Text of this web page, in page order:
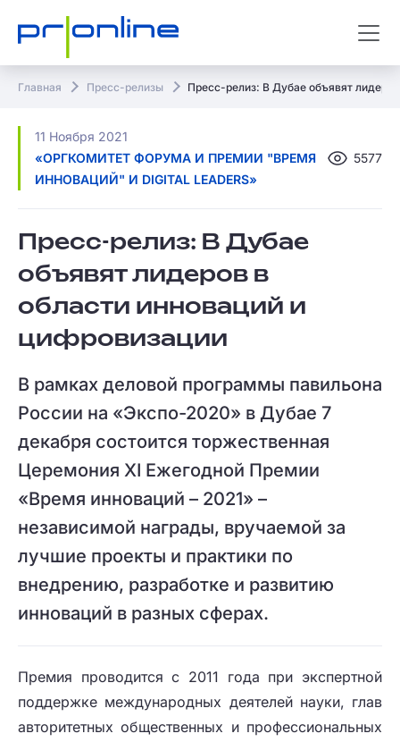
Главная Пресс-релизы Пресс-релиз: В Дубае объявят
11 Ноября 2021
«ОРГКОМИТЕТ ФОРУМА И ПРЕМИИ "ВРЕМЯ
ИННОВАЦИЙ" И DIGITAL LEADERS»
5577
Пресс-релиз: В Дубае
объявят лидеров в
области инноваций и
цифровизации
В рамках деловой программы павильона
России на «Экспо-2020» в Дубае 7
декабря состоится торжественная
Церемония XI Ежегодной Премии
«Время инноваций – 2021» –
независимой награды, вручаемой за
лучшие проекты и практики по
внедрению, разработке и развитию
инноваций в разных сферах.
Премия проводится с 2011 года при экспертной
поддержке международных деятелей науки, глав
авторитетных общественных и профессиональных